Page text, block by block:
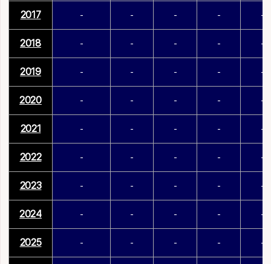
2017 - - - - -
2018 - - - - -
2019 - - - - -
2020 - - - - -
2021 - - - - -
2022 - - - - -
2023 - - - - -
2024 - - - - -
2025 - - - - -